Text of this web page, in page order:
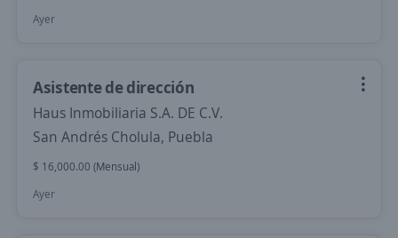
Ayer
Asistente de dirección
Haus Inmobiliaria S.A. DE C.V.
San Andrés Cholula, Puebla
$ 16,000.00 (Mensual)
Ayer